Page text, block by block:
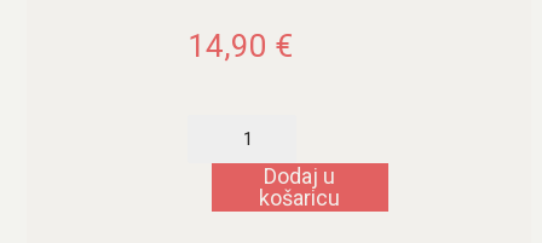
14,90 €
pripovijetke
Kate
količina
Dodaj u
košaricu